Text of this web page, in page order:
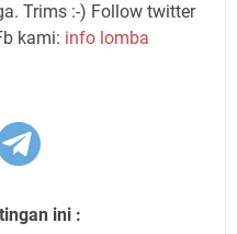
Trims :-) Follow twitter
kami: info lomba
ini :